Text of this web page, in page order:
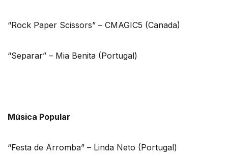
“Rock Paper Scissors” – CMAGIC5 (Canada)
“Separar” – Mia Benita (Portugal)
Música Popular
“Festa de Arromba” – Linda Neto (Portugal)